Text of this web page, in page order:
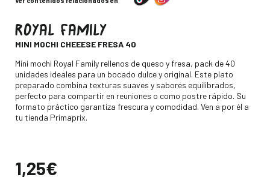
ROYAL FAMILY-
MINI MOCHI CHEEESE FRESA 40
Descripción
Mini mochi Royal Family rellenos de queso y fresa, pack de 40
unidades ideales para un bocado dulce y original. Este plato
preparado combina texturas suaves y sabores equilibrados,
perfecto para compartir en reuniones o como postre rápido. Su
formato práctico garantiza frescura y comodidad. Ven a por él a
tu tienda Primaprix.
Precio
1,25€